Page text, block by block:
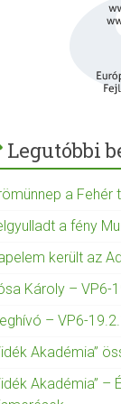
Legutóbbi
a Fehér
a fény
került az
Károly – VP6-
– VP6-
Akadémia”
Akadémia”